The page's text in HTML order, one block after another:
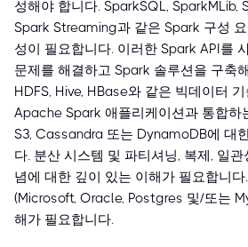
성해야 합니다. SparkSQL, SparkMLib,
Spark Streaming과 같은 Spark 구성
성이 필요합니다. 이러한 Spark API를
문제를 해결하고 Spark 솔루션을 구축
HDFS, Hive, HBase와 같은 빅데이터
Apache Spark 애플리케이션과 통합하
S3, Cassandra 또는 DynamoDB에 대
다. 분산 시스템 및 파티셔닝, 복제, 일
념에 대한 깊이 있는 이해가 필요합니
(Microsoft, Oracle, Postgres 및/또는
해가 필요합니다.